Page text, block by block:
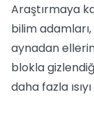
Araştırmaya
bilim adamları,
aynadan
blokla
daha fazla